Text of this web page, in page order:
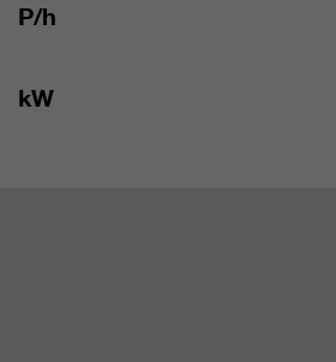
P/h
kW